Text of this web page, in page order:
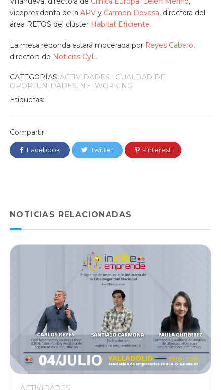
vicepresidenta de la APV y Carmen Devesa, directora del
área RETOS del clúster Habitat Eficiente.
La mesa redonda estará moderada por Reyes Cabero,
directora de Noticias CyL.
CATEGORÍAS:ACTIVIDADES
IGUALDAD DE
OPORTUNIDADES
NETWORKING
Etiquetas:
Compartir
Facebook Twitter Pinterest
NOTICIAS RELACIONADAS
ACTIVIDADES